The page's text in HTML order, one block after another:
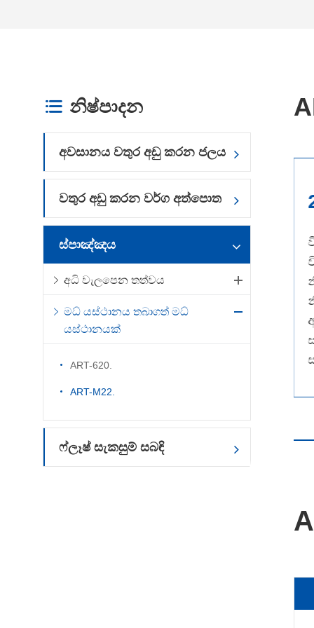
 නිෂ්පාදන
අවසානය වතුර අඩු කරන ජලය
වතුර අඩු කරන වර්ග අත්පොත
ස්පාඤ්ඤය
අධි වැලපෙන තත්වය
මධ් යස්ථානය තබාගත් මධ්
යස්ථානයක්
ART-620.
ART-M22.
ෆ්ලෑෂ් සැකසුම් සබඳි
1
වතුර අඩු කිරීම සහ වතුර අඩු
කරන බලපෑම: පැය 2-3ක්
පමණ තබාගන්න ජලය අඩු
වතුර අඩු වේගයක් 40% දක්වා.